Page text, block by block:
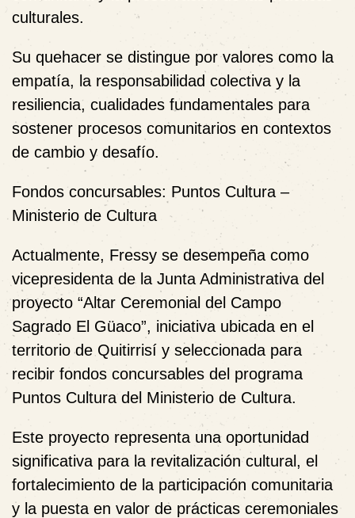
culturales.
Su quehacer se distingue por valores como la
empatía, la responsabilidad colectiva y la
resiliencia, cualidades fundamentales para
sostener procesos comunitarios en contextos
de cambio y desafío.
Fondos concursables: Puntos Cultura –
Ministerio de Cultura
Actualmente, Fressy se desempeña como
vicepresidenta de la Junta Administrativa del
proyecto “Altar Ceremonial del Campo
Sagrado El Güaco”, iniciativa ubicada en el
territorio de Quitirrisí y seleccionada para
recibir fondos concursables del programa
Puntos Cultura del Ministerio de Cultura.
Este proyecto representa una oportunidad
significativa para la revitalización cultural, el
fortalecimiento de la participación comunitaria
y la puesta en valor de prácticas ceremoniales